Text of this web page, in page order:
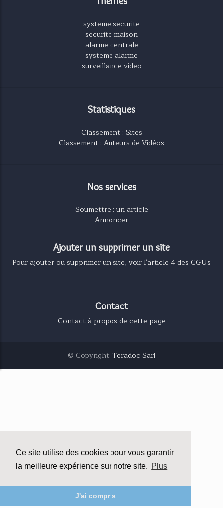
Ce site utilise des cookies pour vous garantir
la meilleure expérience sur notre site. Plus
J'ai compris
systeme securite
securite maison
alarme centrale
systeme alarme
surveillance video
Statistiques
Classement : Sites
Classement : Auteurs de Vidéos
Nos services
Soumettre : un article
Annoncer
Ajouter un supprimer un site
Pour ajouter ou supprimer un site, voir l'article 4 des CGUs
Contact
Contact à propos de cette page
© Copyright: Teradoc Sarl